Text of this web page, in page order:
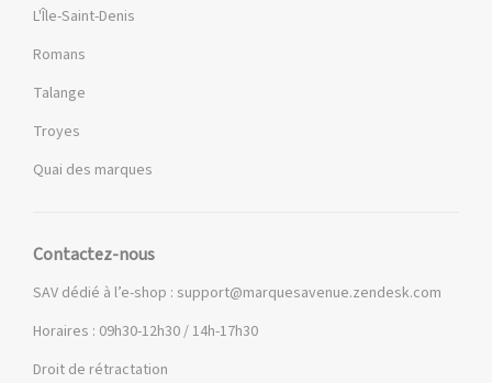
L'Île-Saint-Denis
Romans
Talange
Troyes
Quai des marques
Contactez-nous
SAV dédié à l’e-shop : support@marquesavenue.zendesk.com
Horaires : 09h30-12h30 / 14h-17h30
Droit de rétractation